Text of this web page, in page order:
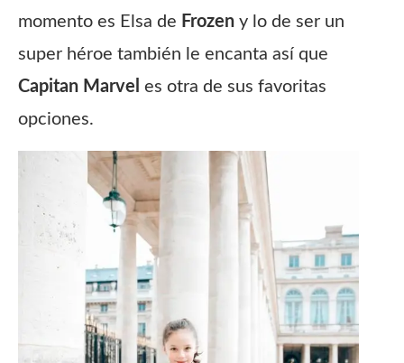
momento es Elsa de Frozen y lo de ser un
super héroe también le encanta así que
Capitan Marvel es otra de sus favoritas
opciones.